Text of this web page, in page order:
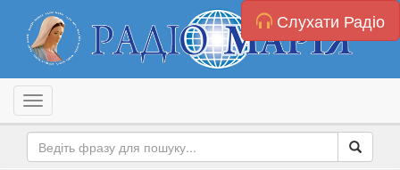
Слухати Радіо
Toggle navigation